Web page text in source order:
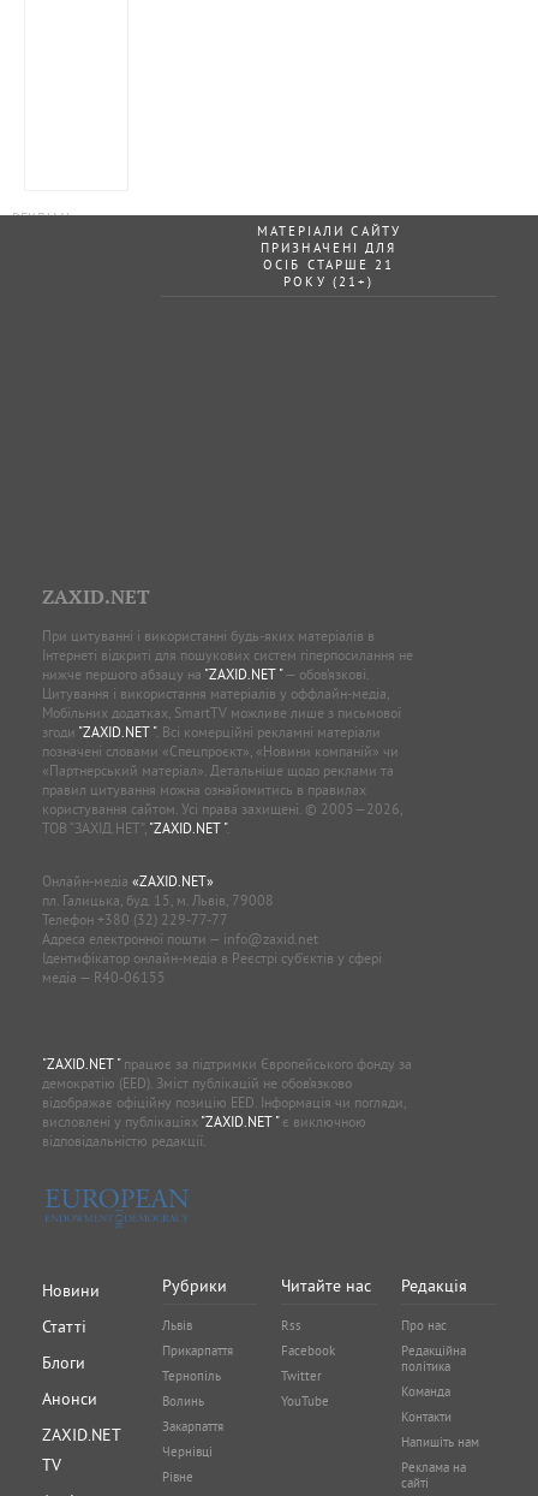
МАТЕРІАЛИ САЙТУ
ПРИЗНАЧЕНІ ДЛЯ
ОСІБ СТАРШЕ 21
РОКУ (21+)
ZAXID.NET
При цитуванні і використанні будь-яких матеріалів в
Інтернеті відкриті для пошукових систем гіперпосилання не
нижче першого абзацу на "ZAXID.NET "— обов’язкові.
Цитування і використання матеріалів у оффлайн-медіа,
Мобільних додатках, SmartTV можливе лише з письмової
згоди "ZAXID.NET ". Всі комерційні рекламні матеріали
позначені словами «Спецпроєкт», «Новини компаній» чи
«Партнерський матеріал». Детальніше щодо реклами та
правил цитування можна ознайомитись в правилах
користування сайтом. Усі права захищені. © 2005—2026,
ТОВ “ЗАХІД.НЕТ”, "ZAXID.NET ".
Онлайн-медіа «ZAXID.NET»
пл. Галицька, буд. 15, м. Львів, 79008
Телефон +380 (32) 229-77-77
Адреса електронної пошти — info@zaxid.net
Ідентифікатор онлайн-медіа в Реєстрі суб'єктів у сфері
медіа — R40-06155
"ZAXID.NET "працює за підтримки Європейського фонду за
демократію (EED). Зміст публікацій не обов’язково
відображає офіційну позицію EED. Інформація чи погляди,
висловлені у публікаціях "ZAXID.NET "є виключною
відповідальністю редакції.
Новини
Статті
Блоги
Анонси
ZAXID.NET
TV
Рубрики
Львів
Прикарпаття
Тернопіль
Волинь
Закарпаття
Чернівці
Рівне
Читайте нас
Rss
Facebook
Twitter
YouTube
Редакція
Про нас
Редакційна
політика
Команда
Контакти
Напишіть нам
Реклама на
сайті